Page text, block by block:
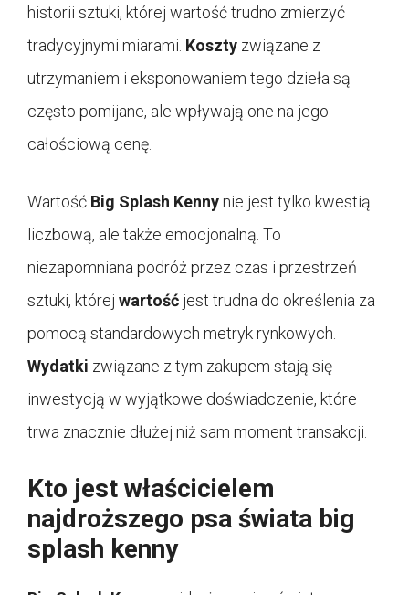
historii sztuki, której wartość trudno zmierzyć
tradycyjnymi miarami. Koszty związane z
utrzymaniem i eksponowaniem tego dzieła są
często pomijane, ale wpływają one na jego
całościową cenę.
Wartość Big Splash Kennynie jest tylko kwestią
liczbową, ale także emocjonalną. To
niezapomniana podróż przez czas i przestrzeń
sztuki, której wartość jest trudna do określenia za
pomocą standardowych metryk rynkowych.
Wydatki związane z tym zakupem stają się
inwestycją w wyjątkowe doświadczenie, które
trwa znacznie dłużej niż sam moment transakcji.
Kto jest właścicielem
najdroższego psa świata big
splash kenny